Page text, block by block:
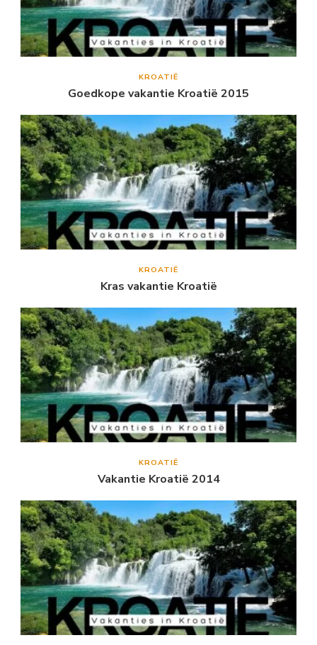
KROATIË
Goedkope vakantie Kroatië 2015
KROATIË
Kras vakantie Kroatië
KROATIË
Vakantie Kroatië 2014